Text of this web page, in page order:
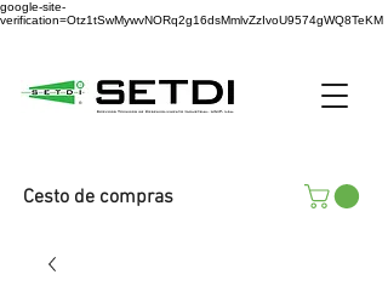
google-site-
verification=Otz1tSwMywvNORq2g16dsMmlvZzIvoU9574gWQ8TeKM
Cesto de compras